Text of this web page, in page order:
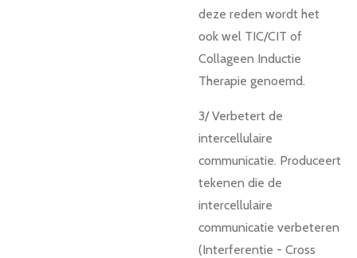
deze reden wordt het
ook wel TIC/CIT of
Collageen Inductie
Therapie genoemd.
3/ Verbetert de
intercellulaire
communicatie. Produceert
tekenen die de
intercellulaire
communicatie verbeteren
(Interferentie - Cross